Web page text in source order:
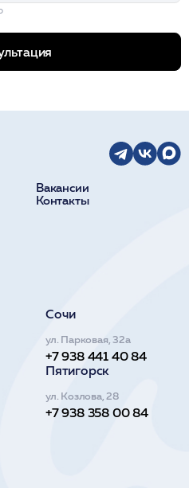
Вакансии
Контакты
Сочи
ул. Парковая, 32а
+7 938 441 40 84
Пятигорск
ул. Козлова, 28
+7 938 358 00 84